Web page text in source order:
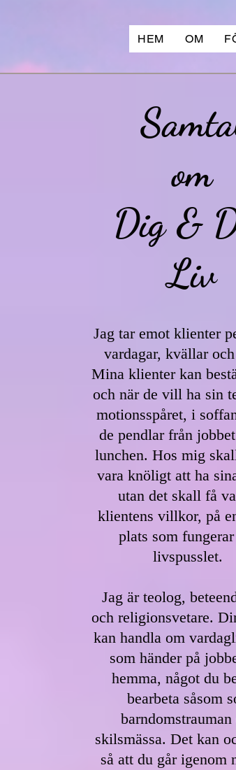
HEM OM
om
Dig &
Liv
Jag tar emot klienter
vardagar, kvällar
Mina klienter kan
och när de vill ha sin
motionsspåret, i
de pendlar från
lunchen. Hos mig
vara knöligt att ha
utan det skall få
klientens villkor, på
plats som
livspusslet.
Jag är teolog,
och religionsvetare.
kan handla om
som händer på
hemma, något du
bearbeta såsom
skilsmässa. Det kan
så att du går igenom